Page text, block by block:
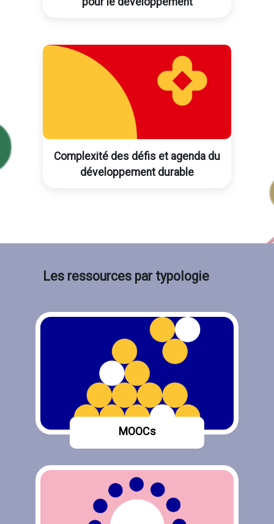
Complexité des défis et agenda du
développement durable
Les ressources par typologie
MOOCs